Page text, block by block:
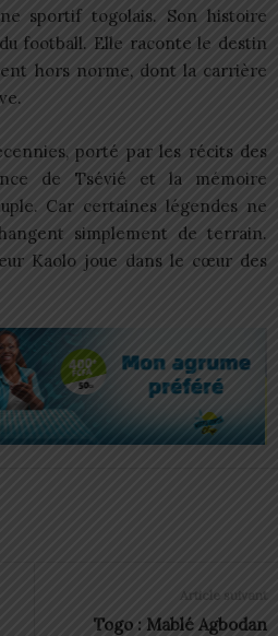
sportif togolais. Son histoire
football. Elle raconte le destin
hors norme, dont la carrière
porté par les récits des
de Tsévié et la mémoire
Car certaines légendes ne
simplement de terrain.
Kaolo joue dans le cœur des
Article suivant
Togo : Mablé Agbodan